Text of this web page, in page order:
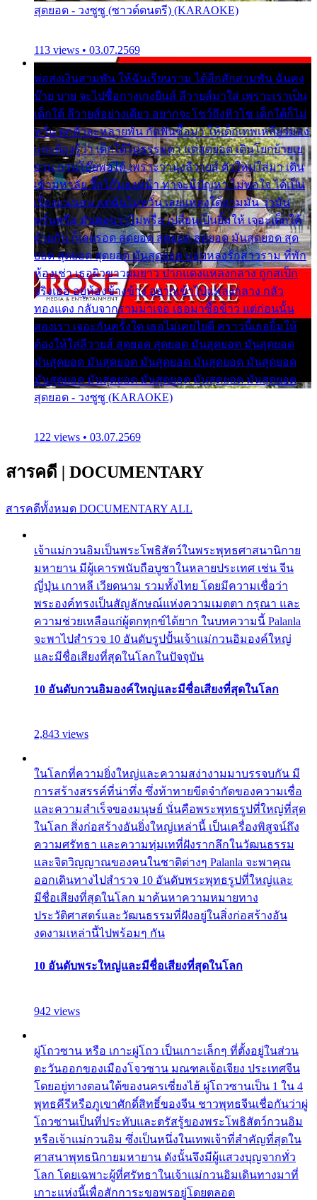
สุดยอด - วงซูซู (ซาวด์ดนตรี) (KARAOKE)
113 views • 03.07.2569
พ่อส่งเงินสามพัน ให้ฉันเรียนราม ได้อีกสักสามพัน ฉันคง
บ๊าย บาย จะไปซื้อกางเกงยีนส์ ลีวายส์มาใส่ เพราะเราเป็น
เด็กใต้ ลีวายส์อย่างเดียว อยากจะโชว์ถึงหิวโซ เด็กใต้ก็ไม่
หวั่น ตกตัวละหลายพัน กัดฟันซื้อมา ให้เด็กเทพเหลียวมอง
และต้องรู้ว่า เด็กใต้ไม่ธรรมดา แต่สุดยอด เดินโยกย้ายเย
ยวน กวนโอ๊ยพอได้ เพราะว่านุ่งลีวายส์ ตัวใหม่ใส่มา เดิน
เข้ามหาลัย จิ๊กโก๊มองหน้า ท่าจะมีปัญหา ไม่พอใจ ได้เป็น
เรื่องแน่นอน แต่ฉันไม่หวั่น เลยแหลงใต้ถามมัน ว่ามัน
พรั่นพรือ มันตอบว่าไม่พรื่อ เปลี่ยนเป็นยิ้มให้ เจอะเด็กใต้
ด้วยกัน ก็เลยรอด สุดยอด สุดยอด สุดยอด มันสุดยอด สุด
ยอด สุดยอด สุดยอด มันสุดยอด แอบหลงรักสาวราม ที่พัก
ห้องเช่า เธอผิวขาวผมยาว ปากแดงแหลงกลาง ถูกสเป็ก
จริงเธอ อยู่ห้องข้างข้าง อยากเข้าไปแหลงกลาง กลัว
ทองแดง กลับจากรามมาเจอ เธอมาซื้อข้าว แต่ก่อนนั้น
สองเรา เจอะกันครั้งใด เธอไม่เคยไยดี คราวนี้เธอยิ้มให้
ต้องให้ใส่ลีวายส์ สุดยอด สุดยอด มันสุดยอด มันสุดยอด
มันสุดยอด มันสุดยอด มันสุดยอด มันสุดยอด มันสุดยอด
มันสุดยอด มันสุดยอด มันสุดยอด มันสุดยอด มันสุดยอด
สุดยอด - วงซูซู (KARAOKE)
122 views • 03.07.2569
สารคดี | DOCUMENTARY
สารคดีทั้งหมด DOCUMENTARY ALL
เจ้าแม่กวนอิมเป็นพระโพธิสัตว์ในพระพุทธศาสนานิกาย
มหายาน มีผู้เคารพนับถือบูชาในหลายประเทศ เช่น จีน
ญี่ปุ่น เกาหลี เวียดนาม รวมทั้งไทย โดยมีความเชื่อว่า
พระองค์ทรงเป็นสัญลักษณ์แห่งความเมตตา กรุณา และ
ความช่วยเหลือแก่ผู้ตกทุกข์ได้ยาก ในบทความนี้ Palanla
จะพาไปสำรวจ 10 อันดับรูปปั้นเจ้าแม่กวนอิมองค์ใหญ่
และมีชื่อเสียงที่สุดในโลกในปัจจุบัน
10 อันดับกวนอิมองค์ใหญ่และมีชื่อเสียงที่สุดในโลก
2,843 views
ในโลกที่ความยิ่งใหญ่และความสง่างามมาบรรจบกัน มี
การสร้างสรรค์ที่น่าทึ่ง ซึ่งท้าทายขีดจำกัดของความเชื่อ
และความสำเร็จของมนุษย์ นั่นคือพระพุทธรูปที่ใหญ่ที่สุด
ในโลก สิ่งก่อสร้างอันยิ่งใหญ่เหล่านี้ เป็นเครื่องพิสูจน์ถึง
ความศรัทธา และความทุ่มเทที่ฝังรากลึกในวัฒนธรรม
และจิตวิญญาณของคนในชาติต่างๆ Palanla จะพาคุณ
ออกเดินทางไปสำรวจ 10 อันดับพระพุทธรูปที่ใหญ่และ
มีชื่อเสียงที่สุดในโลก มาค้นหาความหมายทาง
ประวัติศาสตร์และวัฒนธรรมที่ฝังอยู่ในสิ่งก่อสร้างอัน
งดงามเหล่านี้ไปพร้อมๆ กัน
10 อันดับพระใหญ่และมีชื่อเสียงที่สุดในโลก
942 views
ผู่โถวซาน หรือ เกาะผู่โถว เป็นเกาะเล็กๆ ที่ตั้งอยู่ในส่วน
ตะวันออกของเมืองโจวซาน มณฑลเจ้อเจียง ประเทศจีน
โดยอยู่ทางตอนใต้ของนครเซี่ยงไฮ้ ผู่โถวซานเป็น 1 ใน 4
พุทธคีรีหรือภูเขาศักดิ์สิทธิ์ของจีน ชาวพุทธจีนเชื่อกันว่าผู่
โถวซานเป็นที่ประทับและตรัสรู้ของพระโพธิสัตว์กวนอิม
หรือเจ้าแม่กวนอิม ซึ่งเป็นหนึ่งในเทพเจ้าที่สำคัญที่สุดใน
ศาสนาพุทธนิกายมหายาน ดังนั้นจึงมีผู้แสวงบุญจากทั่ว
โลก โดยเฉพาะผู้ที่ศรัทธาในเจ้าแม่กวนอิมเดินทางมาที่
เกาะแห่งนี้เพื่อสักการะขอพรอยู่โดยตลอด